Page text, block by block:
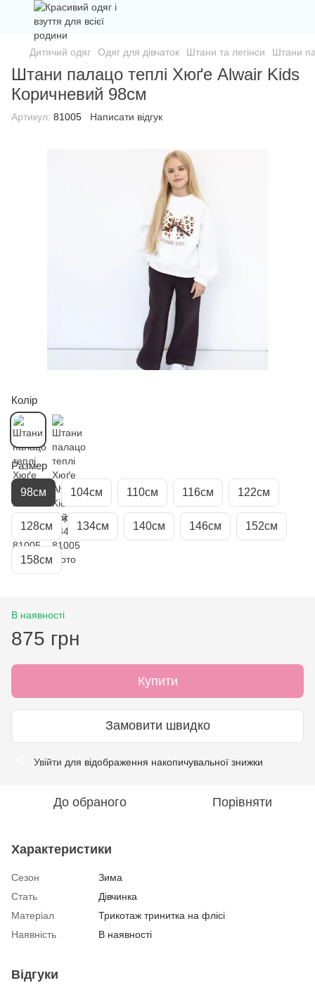
Дитячий одяг Одяг для дівчаток Штани та легінси Штани
Штани палацо теплі Хюґе Alwair Kids
Коричневий 98см
Артикул: 81005 Написати відгук
Колір
Размер
98см 104см 110см 116см 122см
128см 134см 140см 146см 152см
158см
В наявності
875 грн
Купити
Замовити швидко
Увійти для відображення накопичувальної знижки
До обраного Порівняти
Характеристики
Сезон
Зима
Стать
Дівчинка
Матеріал
Трикотаж тринитка на флісі
Наявність
В наявності
Відгуки